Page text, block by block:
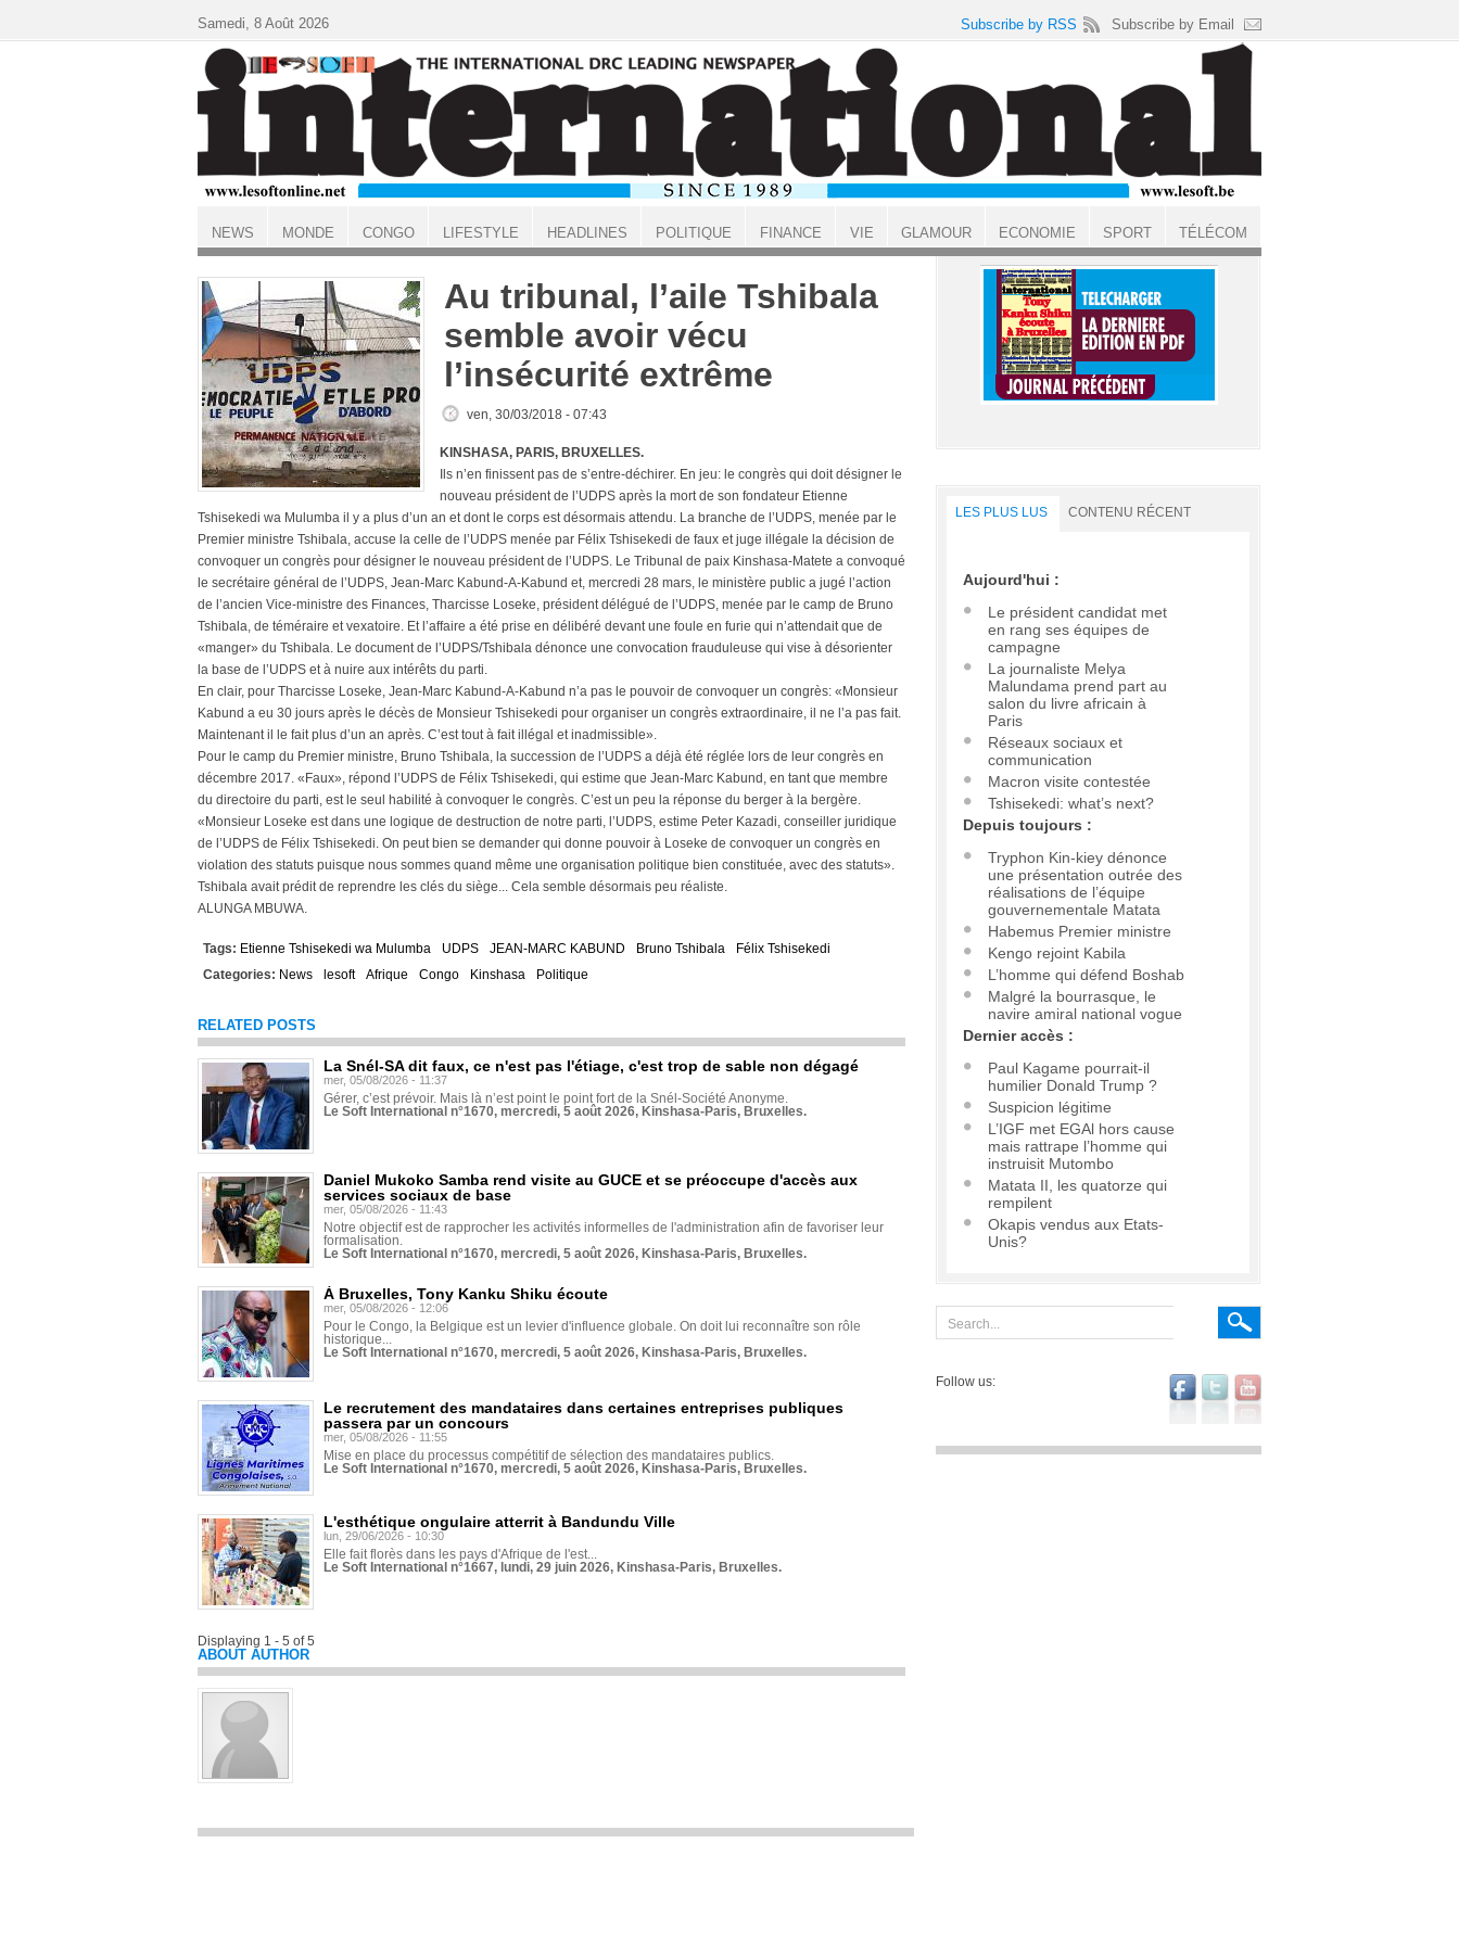
ACCUEIL
Au tribunal, l’aile Tshibala
semble avoir vécu
l’insécurité extrême
ven, 30/03/2018 - 07:43
KINSHASA, PARIS, BRUXELLES.
Ils n’en finissent pas de s’entre-déchirer. En jeu: le congrès qui doit désigner le
nouveau président de l’UDPS après la mort de son fondateur Etienne
Tshisekedi wa Mulumba il y a plus d’un an et dont le corps est désormais attendu. La branche de l’UDPS, menée par le
Premier ministre Tshibala, accuse la celle de l’UDPS menée par Félix Tshisekedi de faux et juge illégale la décision de
convoquer un congrès pour désigner le nouveau président de l’UDPS. Le Tribunal de paix Kinshasa-Matete a convoqué
le secrétaire général de l’UDPS, Jean-Marc Kabund-A-Kabund et, mercredi 28 mars, le ministère public a jugé l’action
de l’ancien Vice-ministre des Finances, Tharcisse Loseke, président délégué de l’UDPS, menée par le camp de Bruno
Tshibala, de téméraire et vexatoire. Et l’affaire a été prise en délibéré devant une foule en furie qui n’attendait que de
«manger» du Tshibala. Le document de l’UDPS/Tshibala dénonce une convocation frauduleuse qui vise à désorienter
la base de l’UDPS et à nuire aux intérêts du parti.
En clair, pour Tharcisse Loseke, Jean-Marc Kabund-A-Kabund n’a pas le pouvoir de convoquer un congrès: «Monsieur
Kabund a eu 30 jours après le décès de Monsieur Tshisekedi pour organiser un congrès extraordinaire, il ne l’a pas fait.
Maintenant il le fait plus d’un an après. C’est tout à fait illégal et inadmissible».
Pour le camp du Premier ministre, Bruno Tshibala, la succession de l’UDPS a déjà été réglée lors de leur congrès en
décembre 2017. «Faux», répond l’UDPS de Félix Tshisekedi, qui estime que Jean-Marc Kabund, en tant que membre
du directoire du parti, est le seul habilité à convoquer le congrès. C’est un peu la réponse du berger à la bergère.
«Monsieur Loseke est dans une logique de destruction de notre parti, l’UDPS, estime Peter Kazadi, conseiller juridique
de l’UDPS de Félix Tshisekedi. On peut bien se demander qui donne pouvoir à Loseke de convoquer un congrès en
violation des statuts puisque nous sommes quand même une organisation politique bien constituée, avec des statuts».
Tshibala avait prédit de reprendre les clés du siège... Cela semble désormais peu réaliste.
ALUNGA MBUWA.
Tags: Etienne Tshisekedi wa Mulumba UDPS JEAN-MARC KABUND Bruno Tshibala
Félix Tshisekedi
Categories: News lesoft Afrique Congo Kinshasa Politique
RELATED POSTS
La Snél-SA dit faux, ce n'est pas l'étiage, c'est trop de sable non dégagé
mer, 05/08/2026 - 11:37
Gérer, c’est prévoir. Mais là n’est point le point fort de la Snél-Société Anonyme.
Le Soft International n°1670, mercredi, 5 août 2026, Kinshasa-Paris, Bruxelles.
Daniel Mukoko Samba rend visite au GUCE et se préoccupe d'accès aux
services sociaux de base
mer, 05/08/2026 - 11:43
Notre objectif est de rapprocher les activités informelles de l'administration afin de favoriser leur
formalisation.
Le Soft International n°1670, mercredi, 5 août 2026, Kinshasa-Paris, Bruxelles.
À Bruxelles, Tony Kanku Shiku écoute
mer, 05/08/2026 - 12:06
Pour le Congo, la Belgique est un levier d'influence globale. On doit lui reconnaître son rôle
historique...
Le Soft International n°1670, mercredi, 5 août 2026, Kinshasa-Paris, Bruxelles.
Le recrutement des mandataires dans certaines entreprises publiques
passera par un concours
mer, 05/08/2026 - 11:55
Mise en place du processus compétitif de sélection des mandataires publics.
Le Soft International n°1670, mercredi, 5 août 2026, Kinshasa-Paris, Bruxelles.
L'esthétique ongulaire atterrit à Bandundu Ville
lun, 29/06/2026 - 10:30
Elle fait florès dans les pays d'Afrique de l'est...
Le Soft International n°1667, lundi, 29 juin 2026, Kinshasa-Paris, Bruxelles.
Displaying 1 - 5 of 5
ABOUT AUTHOR
LES PLUS LUS CONTENU RÉCENT
Aujourd'hui :
Le président candidat met
en rang ses équipes de
campagne
La journaliste Melya
Malundama prend part au
salon du livre africain à
Paris
Réseaux sociaux et
communication
Macron visite contestée
Tshisekedi: what’s next?
Depuis toujours :
Tryphon Kin-kiey dénonce
une présentation outrée des
réalisations de l’équipe
gouvernementale Matata
Habemus Premier ministre
Kengo rejoint Kabila
L’homme qui défend Boshab
Malgré la bourrasque, le
navire amiral national vogue
Dernier accès :
Paul Kagame pourrait-il
humilier Donald Trump ?
Suspicion légitime
L’IGF met EGAl hors cause
mais rattrape l’homme qui
instruisit Mutombo
Matata II, les quatorze qui
rempilent
Okapis vendus aux Etats-
Unis?
Follow us:
Samedi, 8 Août 2026 Subscribe by RSS Subscribe by Email
NEWS MONDE CONGO LIFESTYLE HEADLINES POLITIQUE FINANCE VIE GLAMOUR ECONOMIE SPORT TÉLÉCOM